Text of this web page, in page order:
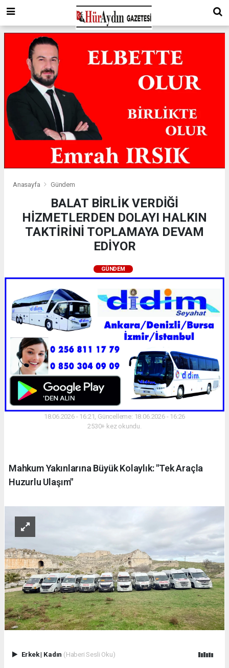
Anasayfa Gündem
BALAT BİRLİK VERDİĞİ
HİZMETLERDEN DOLAYI HALKIN
TAKTİRİNİ TOPLAMAYA DEVAM
EDİYOR
GÜNDEM
18.06.2026 - 16:21, Güncelleme: 18.06.2026 - 16:26
2530+ kez okundu.
Mahkum Yakınlarına Büyük Kolaylık: "Tek Araçla
Huzurlu Ulaşım"
Erkek| Kadın (Haberi Sesli Oku)